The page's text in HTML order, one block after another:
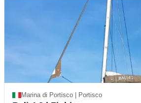
Marina di Portisco | Portisco